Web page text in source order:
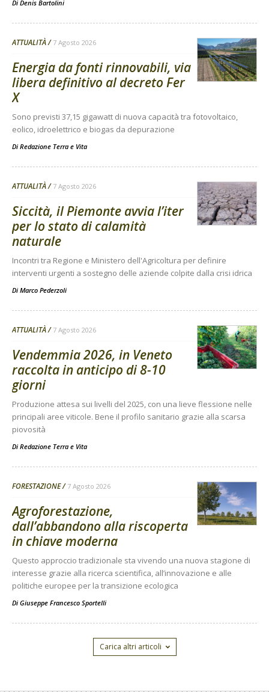
Di Denis Bartolini
ATTUALITÀ 7 Agosto 2026
Energia da fonti rinnovabili, via
libera definitivo al decreto Fer
X
Sono previsti 37,15 gigawatt di nuova capacità tra fotovoltaico,
eolico, idroelettrico e biogas da depurazione
Di Redazione Terra e Vita
ATTUALITÀ 7 Agosto 2026
Siccità, il Piemonte avvia l’iter
per lo stato di calamità
naturale
Incontri tra Regione e Ministero dell'Agricoltura per definire
interventi urgenti a sostegno delle aziende colpite dalla crisi idrica
Di Marco Pederzoli
ATTUALITÀ 7 Agosto 2026
Vendemmia 2026, in Veneto
raccolta in anticipo di 8-10
giorni
Produzione attesa sui livelli del 2025, con una lieve flessione nelle
principali aree viticole. Bene il profilo sanitario grazie alla scarsa
piovosità
Di Redazione Terra e Vita
FORESTAZIONE 7 Agosto 2026
Agroforestazione,
dall’abbandono alla riscoperta
in chiave moderna
Questo approccio tradizionale sta vivendo una nuova stagione di
interesse grazie alla ricerca scientifica, all’innovazione e alle
politiche europee per la transizione ecologica
Di Giuseppe Francesco Sportelli
Carica altri articoli